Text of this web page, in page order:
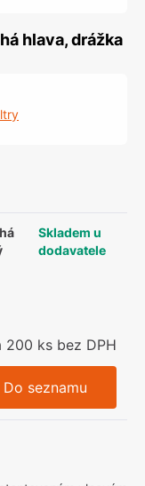
hlava, drážka
Skladem u
dodavatele
200 ks bez DPH
Do seznamu